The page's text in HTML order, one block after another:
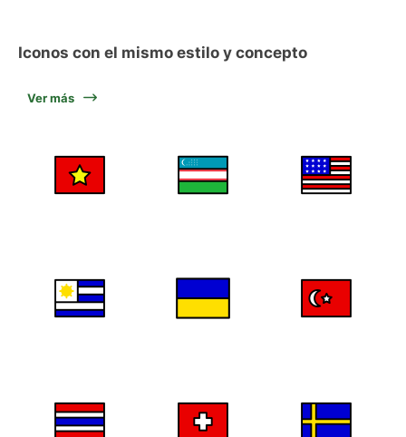
Iconos con el mismo estilo y concepto
Ver más